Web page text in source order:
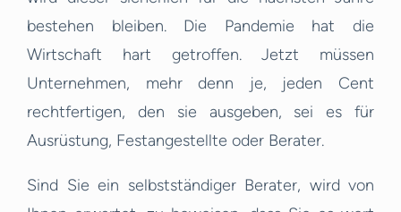
bestehen bleiben. Die Pandemie hat die
Wirtschaft hart getroffen. Jetzt müssen
Unternehmen, mehr denn je, jeden Cent
rechtfertigen, den sie ausgeben, sei es für
Ausrüstung, Festangestellte oder Berater.
Sind Sie ein selbstständiger Berater, wird von